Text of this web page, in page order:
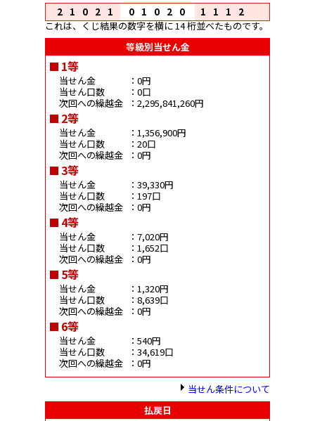
21021
01020
1112
これは、くじ結果の数字を横に 14 桁並べたものです。
等級別当せん金
1等
当せん金
：0円
当せん口数
：0口
次回への繰越金
：2,295,841,260円
2等
当せん金
：1,356,900円
当せん口数
：20口
次回への繰越金
：0円
3等
当せん金
：39,330円
当せん口数
：197口
次回への繰越金
：0円
4等
当せん金
：7,020円
当せん口数
：1,652口
次回への繰越金
：0円
5等
当せん金
：1,320円
当せん口数
：8,639口
次回への繰越金
：0円
6等
当せん金
：540円
当せん口数
：34,619口
次回への繰越金
：0円
当せん条件について
払戻日